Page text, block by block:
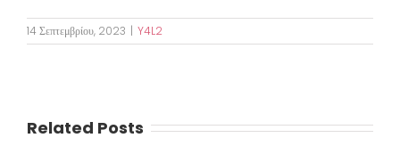
14 Σεπτεμβρίου, 2023 | Y4L2
Related Posts